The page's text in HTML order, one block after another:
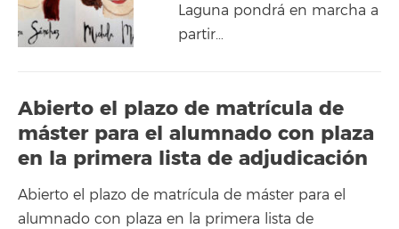
Laguna pondrá en marcha a
partir…
Abierto el plazo de matrícula de
máster para el alumnado con plaza
en la primera lista de adjudicación
Abierto el plazo de matrícula de máster para el
alumnado con plaza en la primera lista de